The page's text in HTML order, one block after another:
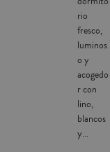
rio
fresco,
luminos
o y
acogedo
r con
lino,
blancos
y...